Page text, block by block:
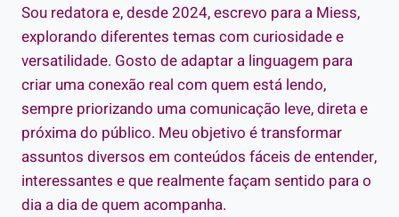
Sou redatora e, desde 2024, escrevo para a Miess,
explorando diferentes temas com curiosidade e
versatilidade. Gosto de adaptar a linguagem para
criar uma conexão real com quem está lendo,
sempre priorizando uma comunicação leve, direta e
próxima do público. Meu objetivo é transformar
assuntos diversos em conteúdos fáceis de entender,
interessantes e que realmente façam sentido para o
dia a dia de quem acompanha.